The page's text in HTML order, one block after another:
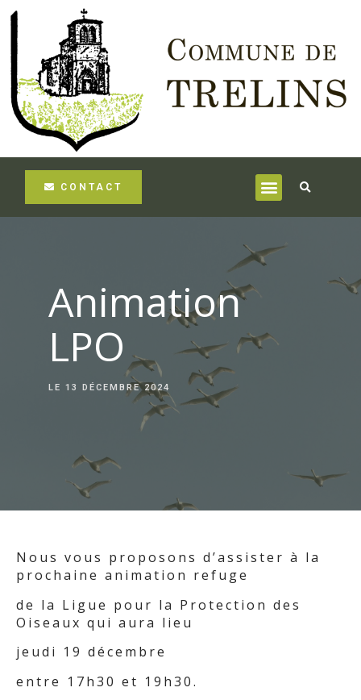
CONTACT
Animation
LPO
LE 13 DÉCEMBRE 2024
Nous vous proposons d’assister à la
prochaine animation refuge
de la Ligue pour la Protection des
Oiseaux qui aura lieu
jeudi 19 décembre
entre 17h30 et 19h30.